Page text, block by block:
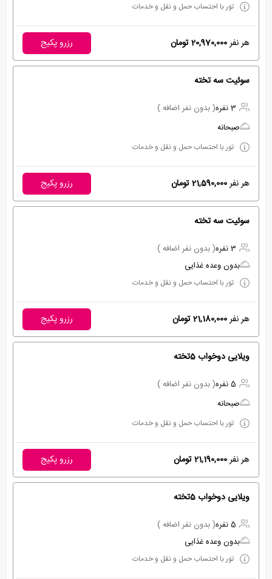
تور با احتساب حمل و نقل و خدمات
هر نفر20,970,000 تومان رزرو پکیج
سوئیت سه تخته
3 نفره
( بدون نفر اضافه )
صبحانه
تور با احتساب حمل و نقل و خدمات
هر نفر21,590,000 تومان رزرو پکیج
سوئیت سه تخته
3 نفره
( بدون نفر اضافه )
بدون وعده غذایی
تور با احتساب حمل و نقل و خدمات
هر نفر21,180,000 تومان رزرو پکیج
ویلایی دوخواب 5تخته
5 نفره
( بدون نفر اضافه )
صبحانه
تور با احتساب حمل و نقل و خدمات
هر نفر21,190,000 تومان رزرو پکیج
ویلایی دوخواب 5تخته
5 نفره
( بدون نفر اضافه )
بدون وعده غذایی
تور با احتساب حمل و نقل و خدمات